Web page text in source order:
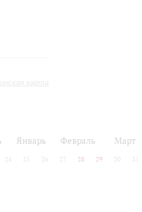
карта
Январь Февраль Март
24 25 26 27 28 29 30 31